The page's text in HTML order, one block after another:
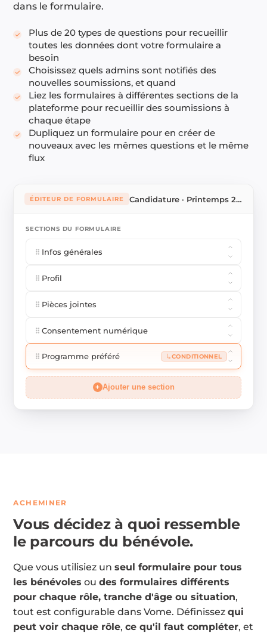
dans le formulaire.
Plus de 20 types de questions pour recueillir
toutes les données dont votre formulaire a
besoin
Choisissez quels admins sont notifiés des
nouvelles soumissions, et quand
Liez les formulaires à différentes sections de la
plateforme pour recueillir des soumissions à
chaque étape
Dupliquez un formulaire pour en créer de
nouveaux avec les mêmes questions et le même
flux
ÉDITEUR DE FORMULAIRE Candidature · Printemps 2026
SECTIONS DU FORMULAIRE
Infos générales
Profil
Pièces jointes
Consentement numérique
Programme préféré CONDITIONNEL
+ Ajouter une section
ACHEMINER
Vous décidez à quoi ressemble
le parcours du bénévole.
Que vous utilisiez unseul formulaire pour tous
les bénévoles oudes formulaires différents
pour chaque rôle, tranche d'âge ou situation,
tout est configurable dans Vome. Définissezqui
peut voir chaque rôle,ce qu'il faut compléter, et